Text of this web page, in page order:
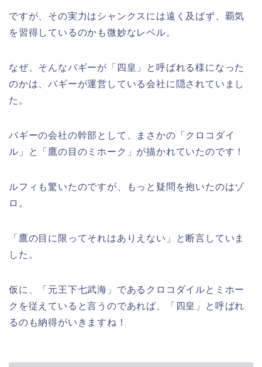
ですが、その実力はシャンクスには遠く及ばず、覇気
を習得しているのかも微妙なレベル。
なぜ、そんなバギーが「四皇」と呼ばれる様になった
のかは、バギーが運営している会社に隠されていまし
た。
バギーの会社の幹部として、まさかの「クロコダイ
ル」と「鷹の目のミホーク」が描かれていたのです！
ルフィも驚いたのですが、もっと疑問を抱いたのはゾ
ロ。
「鷹の目に限ってそれはありえない」と断言していま
した。
仮に、「元王下七武海」であるクロコダイルとミホー
クを従えていると言うのであれば、「四皇」と呼ばれ
るのも納得がいきますね！